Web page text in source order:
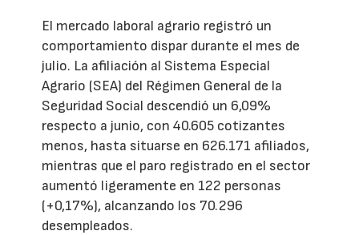
El mercado laboral agrario registró un
comportamiento dispar durante el mes de
julio. La afiliación al Sistema Especial
Agrario (SEA) del Régimen General de la
Seguridad Social descendió un 6,09%
respecto a junio, con 40.605 cotizantes
menos, hasta situarse en 626.171 afiliados,
mientras que el paro registrado en el sector
aumentó ligeramente en 122 personas
(+0,17%), alcanzando los 70.296
desempleados.